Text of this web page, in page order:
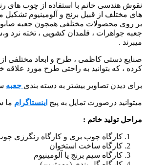
نقوش هندسی خاتم با استفاده از چوب های
های مختلف از قبیل برنج و آلومینیوم تشکیل
بر روی محصولات مختلفی همچون جعبه
جعبه جواهرات ، قلمدان کشویی ، تخته نرد
میبرند .
صنایع دستی کاظمی ، طرح و ابعاد مختلفی از
کرده ، که بتوانید به راحتی طرح مورد علاقه
برای دیدن تصاویر بیشتر به دسته بندی جعبه
میتوانید درصورت تمایل به پیج اینستاگرام ما
مراحل تولید خاتم :
کارگاه چوب بری و کارگاه رنگرزی
کارگاه ساخت استخوان
کارگاه سیم برنج یا آلومینیوم